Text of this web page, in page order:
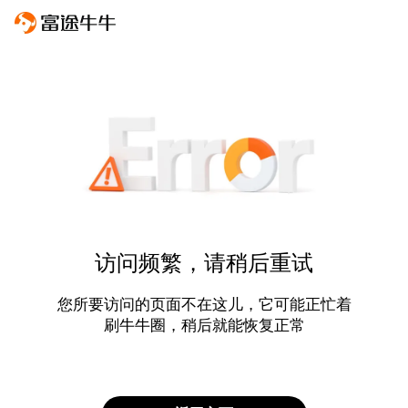
访问频繁，请稍后重试
您所要访问的页面不在这儿，它可能正忙着
刷牛牛圈，稍后就能恢复正常